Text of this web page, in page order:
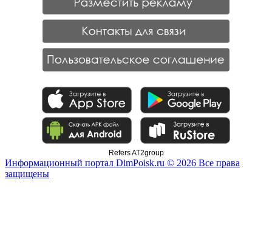
Refers AT2group
Информационный портал DimPoisk.ru © 2026 Все права
защищены